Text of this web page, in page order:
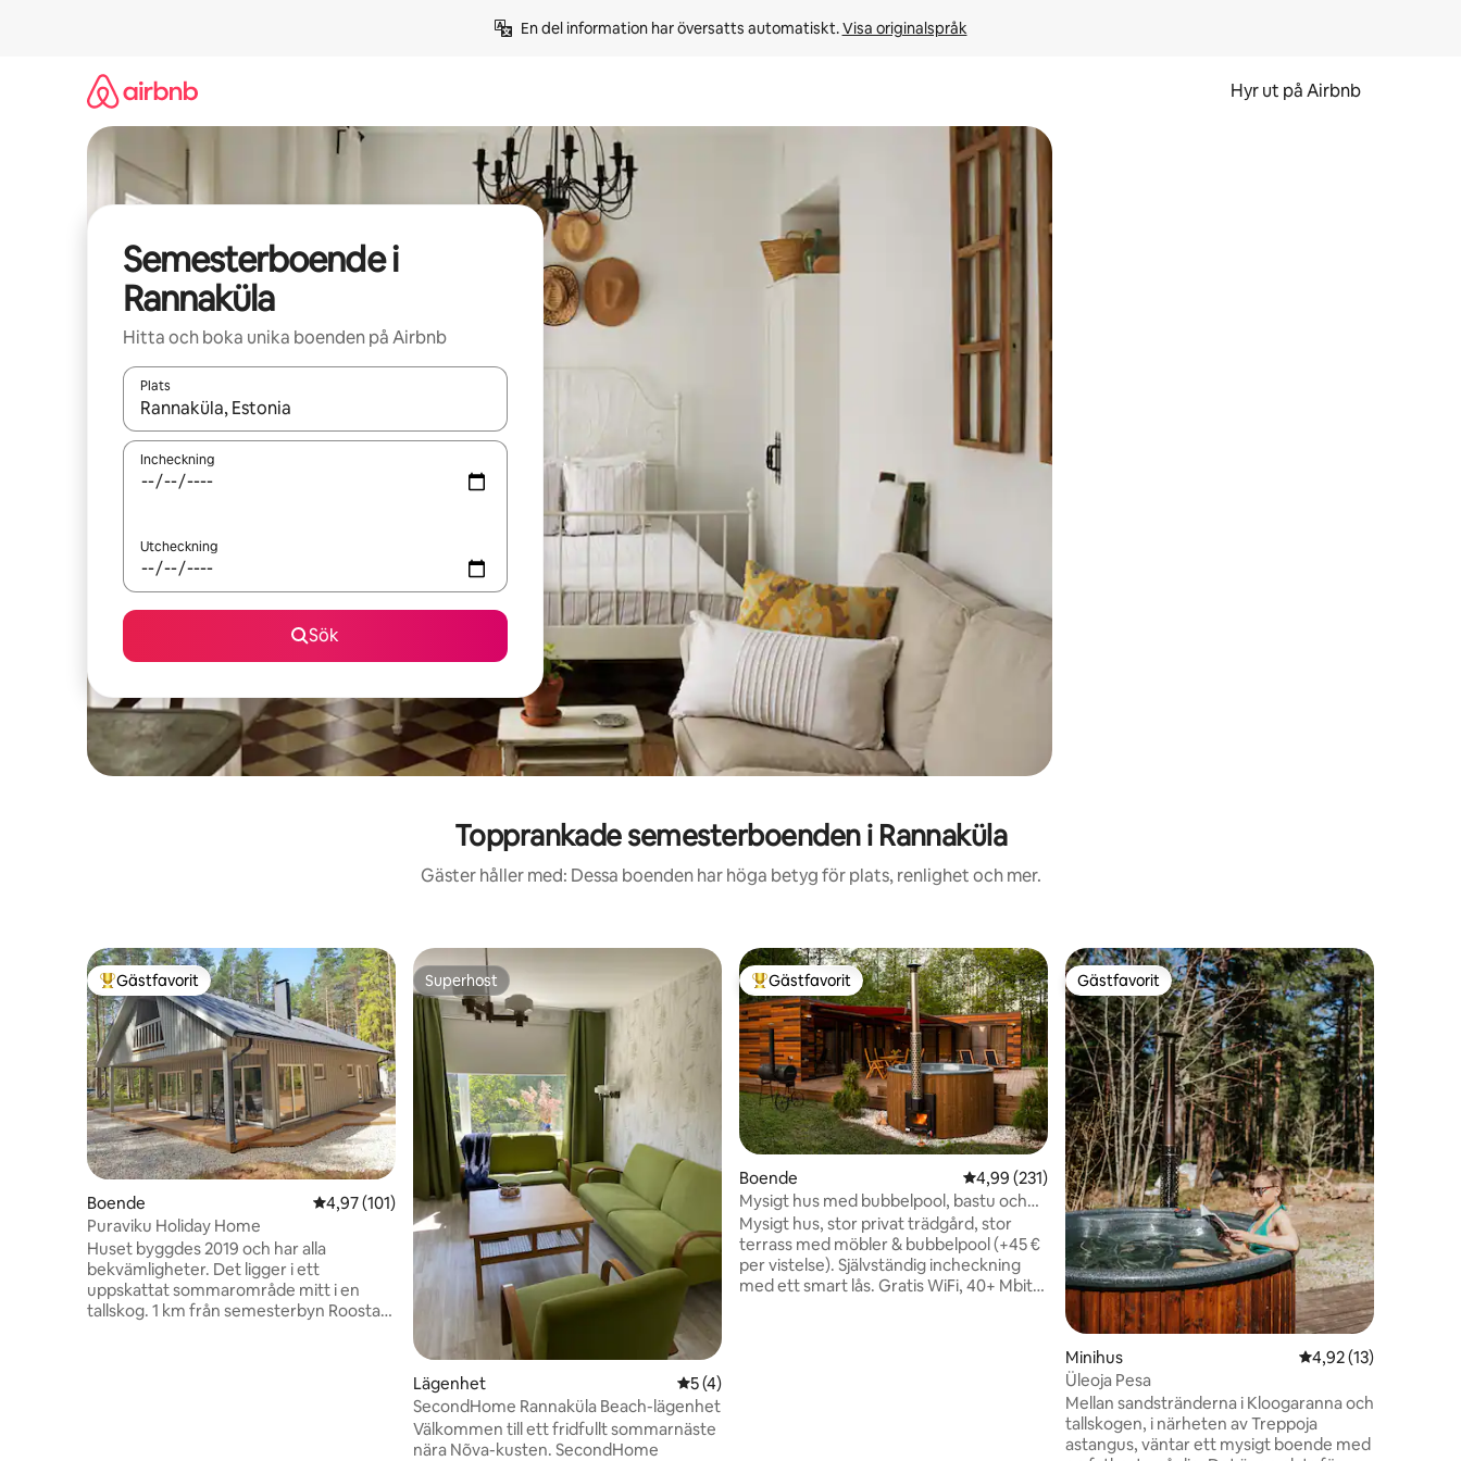
En del information har översatts automatiskt. Visa originalspråk
Hyr ut på Airbnb
Semesterboende i
Rannaküla
Hitta och boka unika boenden på Airbnb
Plats
När resultaten är tillgängliga kan du navigera med upp- och nedåtpilarna eller utforska genom att trycka eller svepa.
Incheckning
Utcheckning
Sök
Topprankade semesterboenden i Rannaküla
Gäster håller med: Dessa boenden har höga betyg för plats, renlighet och mer.
Populär gästfavorit
Gästfavorit
Boende 4,97 av 5 i genomsnittligt betyg, 101 omdömen
4,97 (101)
Puraviku Holiday Home
Huset byggdes 2019 och har alla
bekvämligheter. Det ligger i ett
uppskattat sommarområde mitt i en
tallskog. 1 km från semesterbyn Roosta,
Superhost
Superhost
Lägenhet 5 av 5 i genomsnittligt betyg, 4 omdömen
5 (4)
SecondHome Rannaküla Beach-lägenhet
Välkommen till ett fridfullt sommarnäste
nära Nõva-kusten. SecondHome
Populär gästfavorit
Gästfavorit
Boende 4,99 av 5 i genomsnittligt betyg, 231 omdömen
4,99 (231)
Mysigt hus med bubbelpool, bastu och
stor privat trädgård
Mysigt hus, stor privat trädgård, stor
terrass med möbler & bubbelpool (+45 €
per vistelse). Självständig incheckning
med ett smart lås. Gratis WiFi, 40+ Mbit/s
Gästfavorit
Gästfavorit
Minihus 4,92 av 5 i
4,92 (13)
Üleoja Pesa
Mellan sandstränderna i Kloogaranna och
tallskogen, i närheten av Treppoja
astangus, väntar ett mysigt boende med